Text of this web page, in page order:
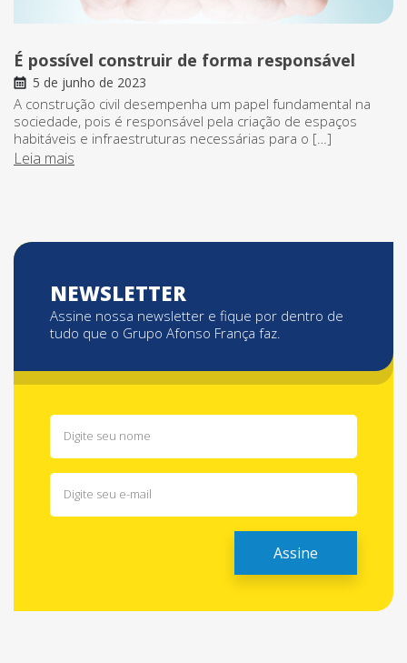
É possível construir de forma responsável
5 de junho de 2023
A construção civil desempenha um papel fundamental na
sociedade, pois é responsável pela criação de espaços
habitáveis e infraestruturas necessárias para o […]
Leia mais
NEWSLETTER
Assine nossa newsletter e fique por dentro de
tudo que o Grupo Afonso França faz.